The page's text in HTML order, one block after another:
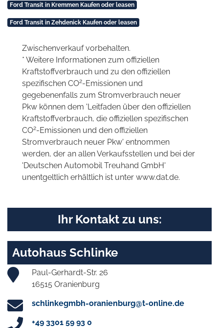
Ford Transit in Kremmen Kaufen oder leasen
Ford Transit in Zehdenick Kaufen oder leasen
Zwischenverkauf vorbehalten.
* Weitere Informationen zum offiziellen
Kraftstoffverbrauch und zu den offiziellen
spezifischen CO2-Emissionen und
gegebenenfalls zum Stromverbrauch neuer
Pkw können dem 'Leitfaden über den offiziellen
Kraftstoffverbrauch, die offiziellen spezifischen
CO2-Emissionen und den offiziellen
Stromverbrauch neuer Pkw' entnommen
werden, der an allen Verkaufsstellen und bei der
'Deutschen Automobil Treuhand GmbH'
unentgeltlich erhältlich ist unter www.dat.de.
Ihr Kontakt zu uns:
Autohaus Schlinke
Paul-Gerhardt-Str. 26
16515 Oranienburg
schlinkegmbh-oranienburg@t-online.de
+49 3301 59 93 0